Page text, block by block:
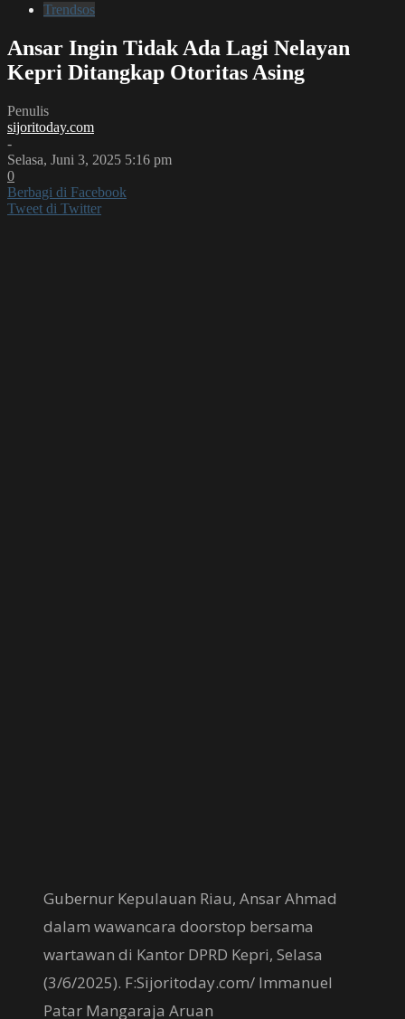
Trendsos
Ansar Ingin Tidak Ada Lagi Nelayan
Kepri Ditangkap Otoritas Asing
Penulis
sijoritoday.com
-
Selasa, Juni 3, 2025 5:16 pm
0
Berbagi di Facebook
Tweet di Twitter
Gubernur Kepulauan Riau, Ansar Ahmad
dalam wawancara doorstop bersama
wartawan di Kantor DPRD Kepri, Selasa
(3/6/2025). F:Sijoritoday.com/ Immanuel
Patar Mangaraja Aruan